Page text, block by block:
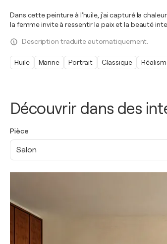
Découvrir dans des
Pièce
Salon
Dans cette peinture à l'huile, j'ai capturé la
la femme invite à ressentir la paix et la beauté
Description traduite automatiquement.
Huile Marine Portrait Classique